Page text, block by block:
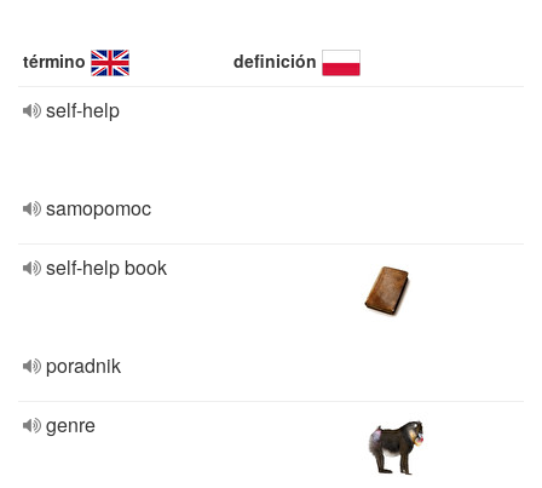
término definición
self-help
samopomoc
self-help book
poradnik
genre